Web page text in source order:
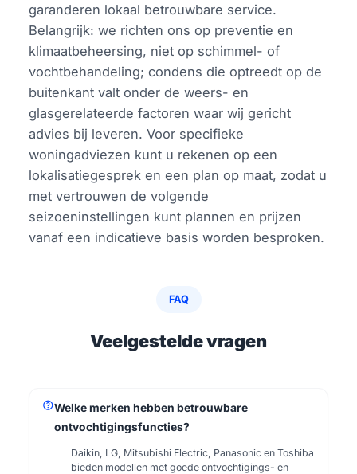
garanderen lokaal betrouwbare service.
Belangrijk: we richten ons op preventie en
klimaatbeheersing, niet op schimmel- of
vochtbehandeling; condens die optreedt op de
buitenkant valt onder de weers- en
glasgerelateerde factoren waar wij gericht
advies bij leveren. Voor specifieke
woningadviezen kunt u rekenen op een
lokalisatiegesprek en een plan op maat, zodat u
met vertrouwen de volgende
seizoeninstellingen kunt plannen en prijzen
vanaf een indicatieve basis worden besproken.
FAQ
Veelgestelde vragen
helpWelke merken hebben betrouwbare
ontvochtigingsfuncties?
Daikin, LG, Mitsubishi Electric, Panasonic en Toshiba
bieden modellen met goede ontvochtigings- en